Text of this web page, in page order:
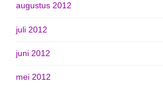
augustus 2012
juli 2012
juni 2012
mei 2012